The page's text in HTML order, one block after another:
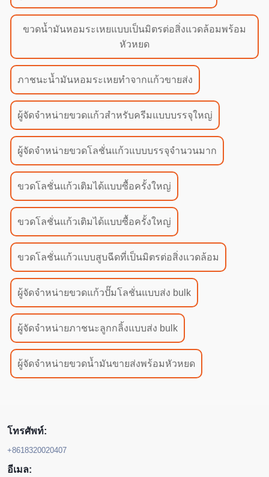
ขวดน้ำมันหอมระเหยแบบเป็นมิตรต่อสิ่งแวดล้อมพร้อม
หัวหยด
ภาชนะน้ำมันหอมระเหยทำจากแก้วขายส่ง
ผู้จัดจำหน่ายขวดแก้วสำหรับครีมแบบบรรจุใหญ่
ผู้จัดจำหน่ายขวดโลชั่นแก้วแบบบรรจุจำนวนมาก
ขวดโลชั่นแก้วเติมได้แบบซื้อครั้งใหญ่
ขวดโลชั่นแก้วเติมได้แบบซื้อครั้งใหญ่
ขวดโลชั่นแก้วแบบสูบฉีดที่เป็นมิตรต่อสิ่งแวดล้อม
ผู้จัดจำหน่ายขวดแก้วปั๊มโลชั่นแบบส่ง bulk
ผู้จัดจำหน่ายภาชนะลูกกลิ้งแบบส่ง bulk
ผู้จัดจำหน่ายขวดน้ำมันขายส่งพร้อมหัวหยด
โทรศัพท์:
+8618320020407
อีเมล: